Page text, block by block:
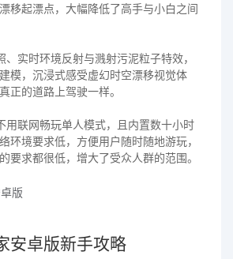
移起漂点，大幅降低了高手与小白之间
实时环境反射与溅射污泥粒子特效，
模，沉浸式感受虚幻时空漂移视觉体
正的道路上驾驶一样。
用联网畅玩单人模式，且内置数十小时
环境要求低，方便用户随时随地游玩，
要求都很低，增大了受众人群的范围。
安卓版新手攻略